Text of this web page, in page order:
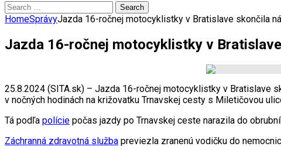
Search
for:
HomeSprávyJazda 16-ročnej motocyklistky v Bratislave skončila
Jazda 16-ročnej motocyklistky v
25.8.2024 (SITA.sk) – Jazda 16-ročnej motocyklistky v Bratislave
v nočných hodinách na križovatku Trnavskej cesty s Miletičovou
Tá podľa polície počas jazdy po Trnavskej ceste narazila do
Záchranná zdravotná služba previezla zranenú vodičku do